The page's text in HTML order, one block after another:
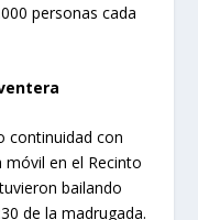
personas cada
continuidad con
en el Recinto
bailando
de la madrugada.